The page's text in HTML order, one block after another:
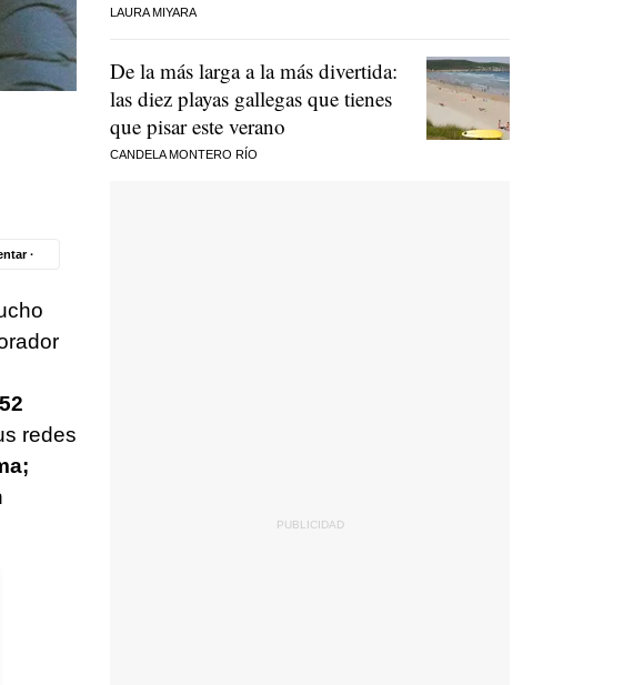
·
redes
LAURA MIYARA
De la más larga a la más divertida:
las diez playas gallegas que tienes
que pisar este verano
CANDELA MONTERO RÍO